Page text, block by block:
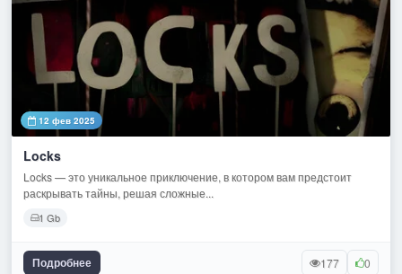
12 фев 2025
Locks
Locks — это уникальное приключение, в котором вам предстоит
раскрывать тайны, решая сложные...
1 Gb
Подробнее 177 0